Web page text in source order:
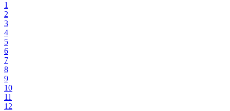
1
2
3
4
5
6
7
8
9
10
11
12